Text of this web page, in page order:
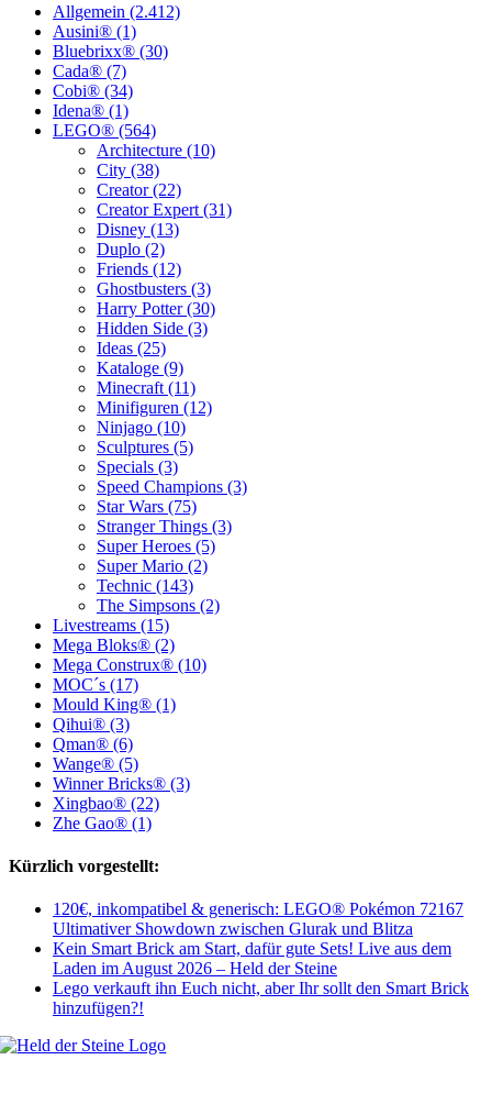
Allgemein (2.412)
Ausini® (1)
Bluebrixx® (30)
Cada® (7)
Cobi® (34)
Idena® (1)
LEGO® (564)
Architecture (10)
City (38)
Creator (22)
Creator Expert (31)
Disney (13)
Duplo (2)
Friends (12)
Ghostbusters (3)
Harry Potter (30)
Hidden Side (3)
Ideas (25)
Kataloge (9)
Minecraft (11)
Minifiguren (12)
Ninjago (10)
Sculptures (5)
Specials (3)
Speed Champions (3)
Star Wars (75)
Stranger Things (3)
Super Heroes (5)
Super Mario (2)
Technic (143)
The Simpsons (2)
Livestreams (15)
Mega Bloks® (2)
Mega Construx® (10)
MOC´s (17)
Mould King® (1)
Qihui® (3)
Qman® (6)
Wange® (5)
Winner Bricks® (3)
Xingbao® (22)
Zhe Gao® (1)
Kürzlich vorgestellt:
120€, inkompatibel & generisch: LEGO® Pokémon 72167
Ultimativer Showdown zwischen Glurak und Blitza
Kein Smart Brick am Start, dafür gute Sets! Live aus dem
Laden im August 2026 – Held der Steine
Lego verkauft ihn Euch nicht, aber Ihr sollt den Smart Brick
hinzufügen?!